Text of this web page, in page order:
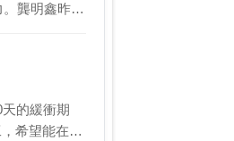
。龔明鑫昨…
的緩衝期
希望能在這